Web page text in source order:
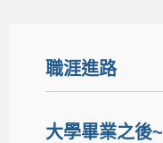
職涯進路
大學畢業之後~